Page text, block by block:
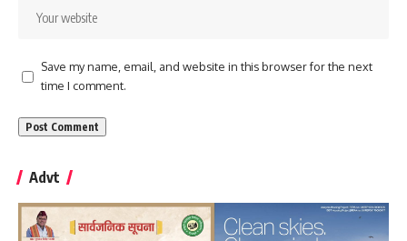
Save my name, email, and website in this browser for the next
time I comment.
Advt